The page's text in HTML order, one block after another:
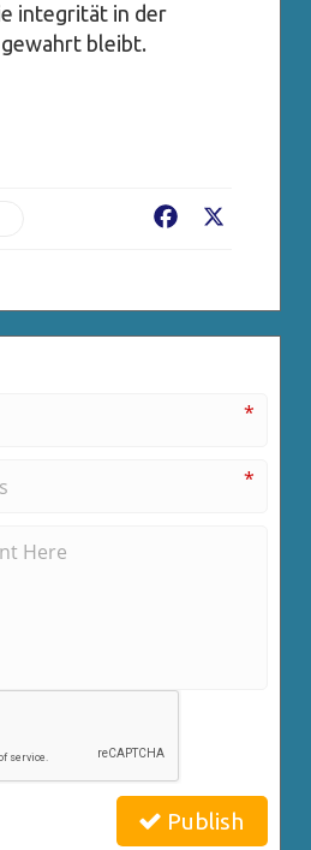
integrität in der
bleibt.
Facebook
*
*
Publish